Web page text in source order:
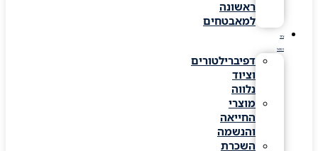
ראשונה
למאבטחים
דפיברילטורים
נלווה
מוצרי
החייאה
והנשמה
השכרת